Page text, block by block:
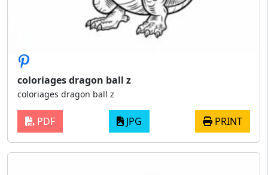
coloriages dragon ball z
coloriages dragon ball z
PDF JPG PRINT